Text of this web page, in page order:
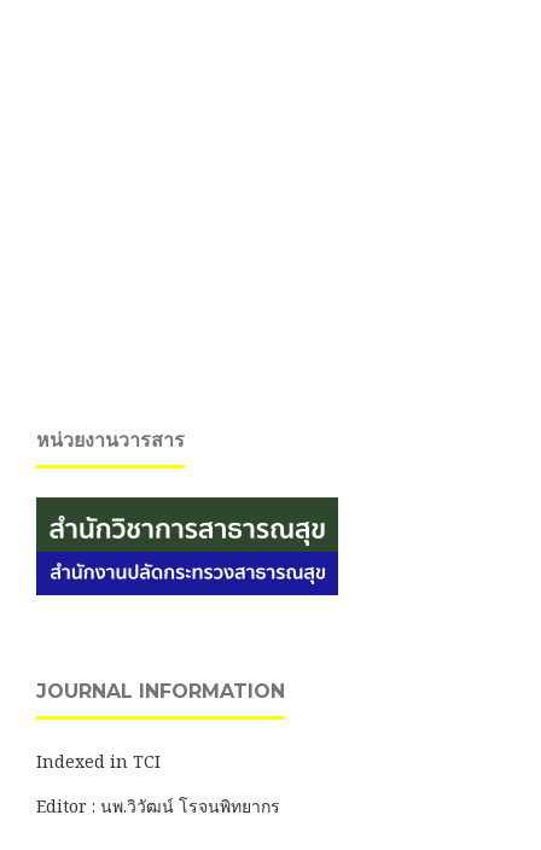
หน่วยงานวารสาร
JOURNAL INFORMATION
Indexed in TCI
Editor : นพ.วิวัฒน์ โรจนพิทยากร